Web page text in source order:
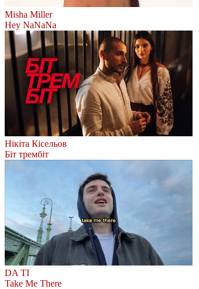
Misha Miller
Hey NaNaNa
Нікіта Кісельов
Біт трембіт
DA TI
Take Me There